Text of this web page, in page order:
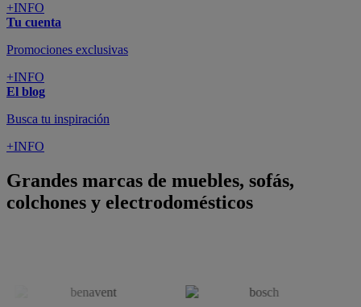
+INFO
Tu cuenta
Promociones exclusivas
+INFO
El blog
Busca tu inspiración
+INFO
Grandes marcas de muebles, sofás,
colchones y electrodomésticos